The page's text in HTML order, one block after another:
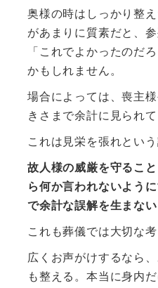
奥様の時はしっかり整
があまりに質素だと、
「これでよかったのだ
かもしれません。
場合によっては、喪主
きさまで余計に見られ
これは見栄を張れとい
故人様の威厳を守るこ
ら何か言われないよう
で余計な誤解を生まない
これも葬儀では大切な考
広くお声がけするなら
も整える。本当に身内